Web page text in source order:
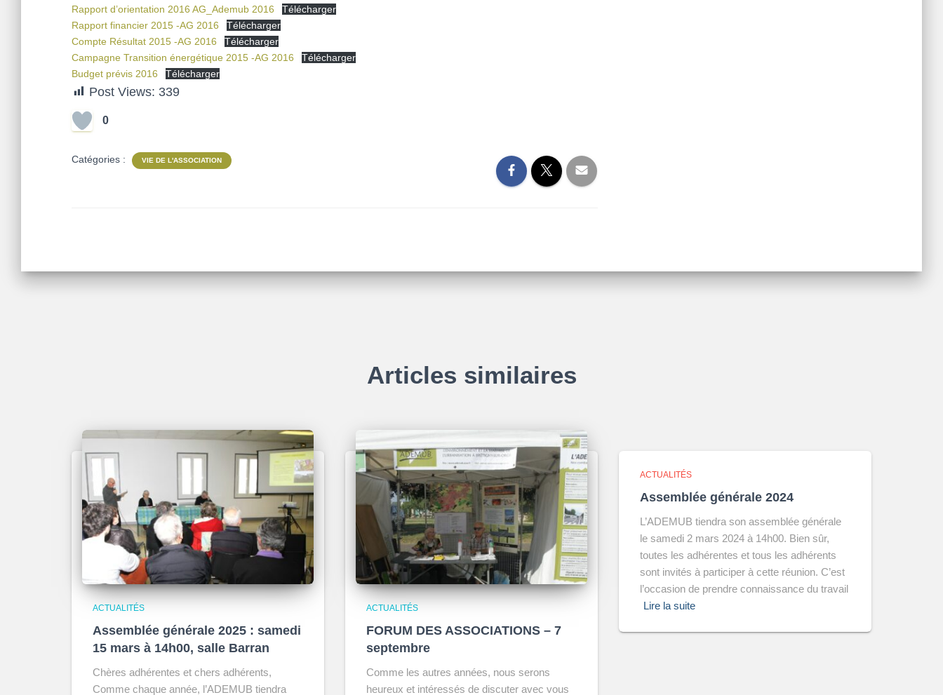
Rapport d’orientation 2016 AG_Ademub 2016
Télécharger
Rapport financier 2015 -AG 2016
Télécharger
Compte Résultat 2015 -AG 2016
Télécharger
Campagne Transition énergétique 2015 -AG 2016
Télécharger
Budget prévis 2016
Télécharger
Post Views: 339
0
Catégories : VIE DE L'ASSOCIATION
Articles similaires
ACTUALITÉS
Assemblée générale 2025 : samedi
15 mars à 14h00, salle Barran
Chères adhérentes et chers adhérents,
Comme chaque année, l’ADEMUB tiendra
ACTUALITÉS
FORUM DES ASSOCIATIONS – 7
septembre
Comme les autres années, nous serons
heureux et intéressés de discuter avec vous
ACTUALITÉS
Assemblée générale 2024
L’ADEMUB tiendra son assemblée générale
le samedi 2 mars 2024 à 14h00. Bien sûr,
toutes les adhérentes et tous les adhérents
sont invités à participer à cette réunion. C’est
l’occasion de prendre connaissance du travail
Lire la suite